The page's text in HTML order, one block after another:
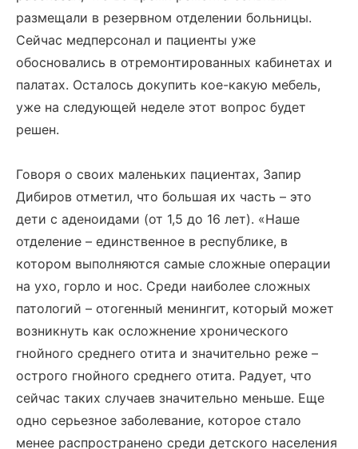
размещали в резервном отделении больницы.
Сейчас медперсонал и пациенты уже
обосновались в отремонтированных кабинетах и
палатах. Осталось докупить кое-какую мебель,
уже на следующей неделе этот вопрос будет
решен.
Говоря о своих маленьких пациентах, Запир
Дибиров отметил, что большая их часть – это
дети с аденоидами (от 1,5 до 16 лет). «Наше
отделение – единственное в республике, в
котором выполняются самые сложные операции
на ухо, горло и нос. Среди наиболее сложных
патологий – отогенный менингит, который может
возникнуть как осложнение хронического
гнойного среднего отита и значительно реже –
острого гнойного среднего отита. Радует, что
сейчас таких случаев значительно меньше. Еще
одно серьезное заболевание, которое стало
менее распространено среди детского населения